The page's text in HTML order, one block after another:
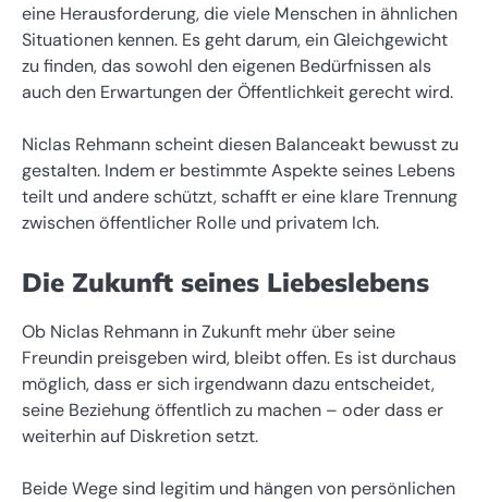
eine Herausforderung, die viele Menschen in ähnlichen
Situationen kennen. Es geht darum, ein Gleichgewicht
zu finden, das sowohl den eigenen Bedürfnissen als
auch den Erwartungen der Öffentlichkeit gerecht wird.
Niclas Rehmann scheint diesen Balanceakt bewusst zu
gestalten. Indem er bestimmte Aspekte seines Lebens
teilt und andere schützt, schafft er eine klare Trennung
zwischen öffentlicher Rolle und privatem Ich.
Die Zukunft seines Liebeslebens
Ob Niclas Rehmann in Zukunft mehr über seine
Freundin preisgeben wird, bleibt offen. Es ist durchaus
möglich, dass er sich irgendwann dazu entscheidet,
seine Beziehung öffentlich zu machen – oder dass er
weiterhin auf Diskretion setzt.
Beide Wege sind legitim und hängen von persönlichen